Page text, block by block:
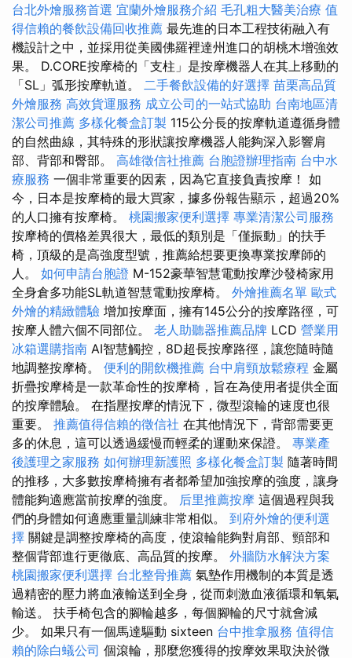
台北外燴服務首選 宜蘭外燴服務介紹 毛孔粗大醫美治療 值
得信賴的餐飲設備回收推薦 最先進的日本工程技術融入有
機設計之中，並採用從美國佛羅裡達州進口的胡桃木增強效
果。 D.CORE按摩椅的「支柱」是按摩機器人在其上移動的
「SL」弧形按摩軌道。 二手餐飲設備的好選擇 苗栗高品質
外燴服務 高效貨運服務 成立公司的一站式協助 台南地區清
潔公司推薦 多樣化餐盒訂製 115公分長的按摩軌道遵循身體
的自然曲線，其特殊的形狀讓按摩機器人能夠深入影響肩
部、背部和臀部。 高雄徵信社推薦 台胞證辦理指南 台中水
療服務 一個非常重要的因素，因為它直接負責按摩！ 如
今，日本是按摩椅的最大買家，據多份報告顯示，超過20%
的人口擁有按摩椅。 桃園搬家便利選擇 專業清潔公司服務
按摩椅的價格差異很大，最低的類別是「僅振動」的扶手
椅，頂級的是高強度型號，推薦給想要更換專業按摩師的
人。 如何申請台胞證 M-152豪華智慧電動按摩沙發椅家用
全身倉多功能SL軌道智慧電動按摩椅。 外燴推薦名單 歐式
外燴的精緻體驗 增加按摩面，擁有145公分的按摩路徑，可
按摩人體六個不同部位。 老人助聽器推薦品牌 LCD 營業用
冰箱選購指南 AI智慧觸控，8D超長按摩路徑，讓您隨時隨
地調整按摩椅。 便利的開飲機推薦 台中肩頸放鬆療程 金屬
折疊按摩椅是一款革命性的按摩椅，旨在為使用者提供全面
的按摩體驗。 在指壓按摩的情況下，微型滾輪的速度也很
重要。 推薦值得信賴的徵信社 在其他情況下，背部需要更
多的休息，這可以透過緩慢而輕柔的運動來保證。 專業產
後護理之家服務 如何辦理新護照 多樣化餐盒訂製 隨著時間
的推移，大多數按摩椅擁有者都希望加強按摩的強度，讓身
體能夠適應當前按摩的強度。 后里推薦按摩 這個過程與我
們的身體如何適應重量訓練非常相似。 到府外燴的便利選
擇 關鍵是調整按摩椅的高度，使滾輪能夠對肩部、頸部和
整個背部進行更徹底、高品質的按摩。 外牆防水解決方案
桃園搬家便利選擇 台北整骨推薦 氣墊作用機制的本質是透
過精密的壓力將血液輸送到全身，從而刺激血液循環和氧氣
輸送。 扶手椅包含的腳輪越多，每個腳輪的尺寸就會減
少。 如果只有一個馬達驅動 sixteen 台中推拿服務 值得信
賴的除白蟻公司 個滾輪，那麼您獲得的按摩效果取決於微